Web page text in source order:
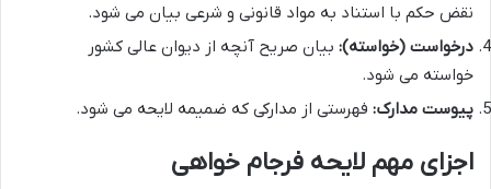
نقض حکم با استناد به مواد قانونی و شرعی بیان می شود.
درخواست (خواسته): بیان صریح آنچه از دیوان عالی کشور
خواسته می شود.
پیوست مدارک: فهرستی از مدارکی که ضمیمه لایحه می شود.
اجزای مهم لایحه فرجام خواهی